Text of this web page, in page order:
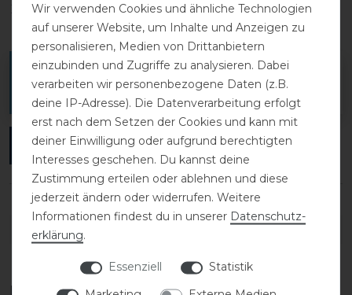
1
0
Melde dich an, um eine Kundenrezension zu
verfassen.
ANMELDEN
DETAILS ZUR PRODUKTSICHERHEIT
Wir verwenden Cookies und ähnliche Technologien
auf unserer Website, um Inhalte und Anzeigen zu
personalisieren, Medien von Drittanbietern
einzubinden und Zugriffe zu analysieren. Dabei
verarbeiten wir personenbezogene Daten (z.B.
deine IP-Adresse). Die Datenverarbeitung erfolgt
erst nach dem Setzen der Cookies und kann mit
deiner Einwilligung oder aufgrund berechtigten
Interesses geschehen. Du kannst deine
Zustimmung erteilen oder ablehnen und diese
jederzeit ändern oder widerrufen. Weitere
Informationen findest du in unserer Daten­schutz­
erklärung.
Essenziell
Statistik